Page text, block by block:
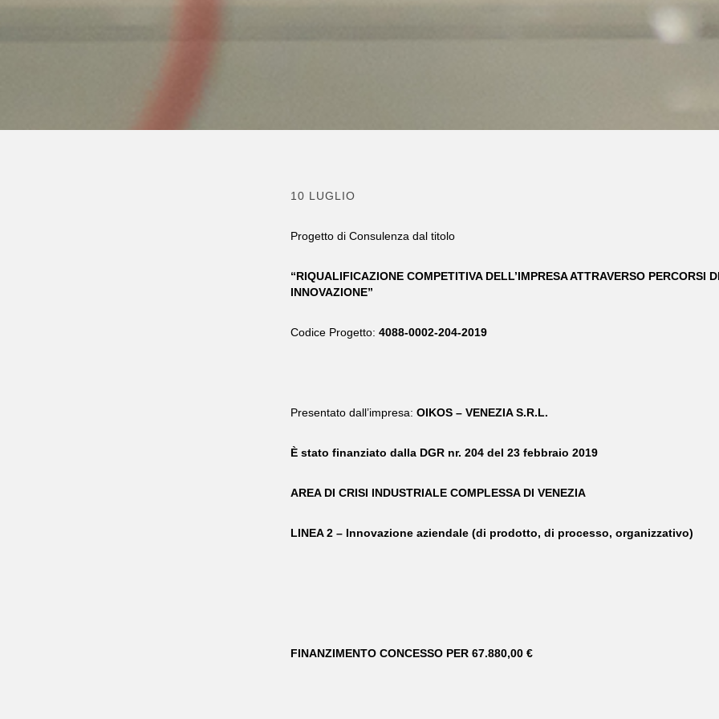
10 LUGLIO
Progetto di Consulenza dal titolo
“ RIQUALIFICAZIONE COMPETITIVA DELL’IMPRESA ATTRAVERSO PERCORSI
INNOVAZIONE”
Codice Progetto:4088-0002-204-2019
Presentato dall’impresa:OIKOS – VENEZIA S.R.L.
È stato finanziato dalla DGR nr. 204 del 23 febbraio 2019
AREA DI CRISI INDUSTRIALE COMPLESSA DI VENEZIA
LINEA 2 – Innovazione aziendale (di prodotto, di processo, organizzativo)
FINANZIMENTO CONCESSO PER 67.880,00 €